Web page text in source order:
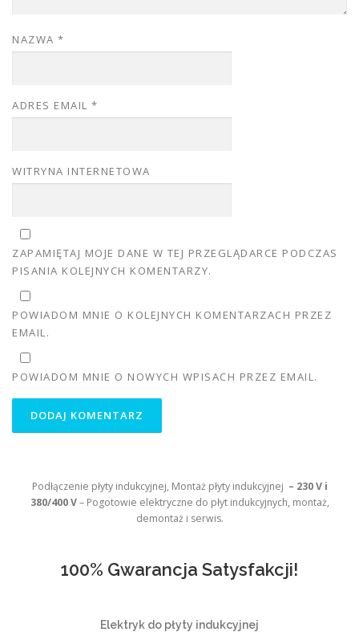
NAZWA *
ADRES EMAIL *
WITRYNA INTERNETOWA
ZAPAMIĘTAJ MOJE DANE W TEJ PRZEGLĄDARCE PODCZAS
PISANIA KOLEJNYCH KOMENTARZY.
POWIADOM MNIE O KOLEJNYCH KOMENTARZACH PRZEZ
EMAIL.
POWIADOM MNIE O NOWYCH WPISACH PRZEZ EMAIL.
Podłączenie płyty indukcyjnej, Montaż płyty indukcyjnej – 230 V i
380/400 V– Pogotowie elektryczne do płyt indukcyjnych, montaż,
demontaż i serwis.
100% Gwarancja Satysfakcji!
Elektryk do płyty indukcyjnej